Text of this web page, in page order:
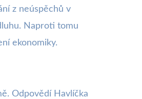
z neúspěchů v
Naproti tomu
ekonomiky.
Odpovědí Havlíčka